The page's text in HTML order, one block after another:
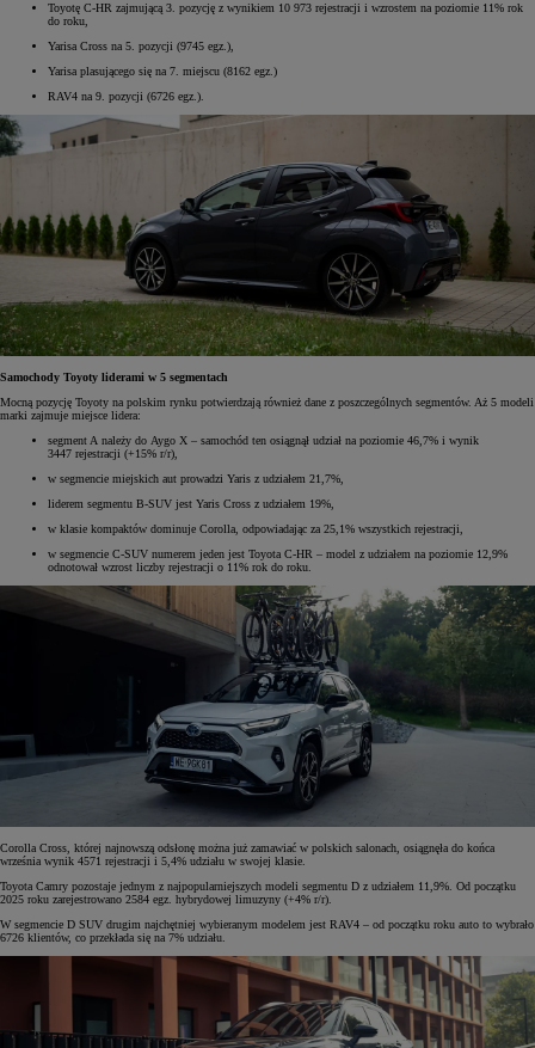
Toyotę C-HR zajmującą 3. pozycję z wynikiem 10 973 rejestracji i wzrostem na poziomie 11% rok
do roku,
Yarisa Cross na 5. pozycji (9745 egz.),
Yarisa plasującego się na 7. miejscu (8162 egz.)
RAV4 na 9. pozycji (6726 egz.).
Samochody Toyoty liderami w 5 segmentach
Mocną pozycję Toyoty na polskim rynku potwierdzają również dane z poszczególnych segmentów. Aż 5 modeli
marki zajmuje miejsce lidera:
segment A należy do Aygo X – samochód ten osiągnął udział na poziomie 46,7% i wynik
3447 rejestracji (+15% r/r),
w segmencie miejskich aut prowadzi Yaris z udziałem 21,7%,
liderem segmentu B-SUV jest Yaris Cross z udziałem 19%,
w klasie kompaktów dominuje Corolla, odpowiadając za 25,1% wszystkich rejestracji,
w segmencie C-SUV numerem jeden jest Toyota C-HR – model z udziałem na poziomie 12,9%
odnotował wzrost liczby rejestracji o 11% rok do roku.
Corolla Cross, której najnowszą odsłonę można już zamawiać w polskich salonach, osiągnęła do końca
września wynik 4571 rejestracji i 5,4% udziału w swojej klasie.
Toyota Camry pozostaje jednym z najpopularniejszych modeli segmentu D z udziałem 11,9%. Od początku
2025 roku zarejestrowano 2584 egz. hybrydowej limuzyny (+4% r/r).
W segmencie D SUV drugim najchętniej wybieranym modelem jest RAV4 – od początku roku auto to wybrało
6726 klientów, co przekłada się na 7% udziału.